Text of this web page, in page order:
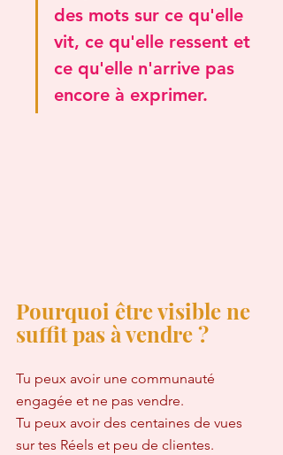
des mots sur ce qu'elle
vit, ce qu'elle ressent et
ce qu'elle n'arrive pas
encore à exprimer.
Pourquoi être visible ne
suffit pas à vendre ?
Tu peux avoir une communauté
engagée et ne pas vendre.
Tu peux avoir des centaines de vues
sur tes Réels et peu de clientes.